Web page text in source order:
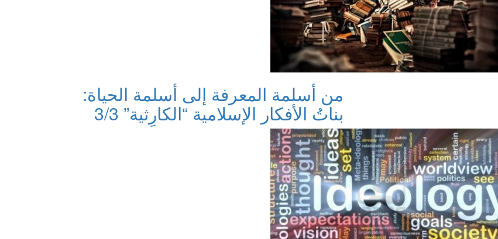
من أسلمة المعرفة إلى أسلمة الحياة:
بناتُ الأفكار الإسلامية “الكارِثية” 3/3